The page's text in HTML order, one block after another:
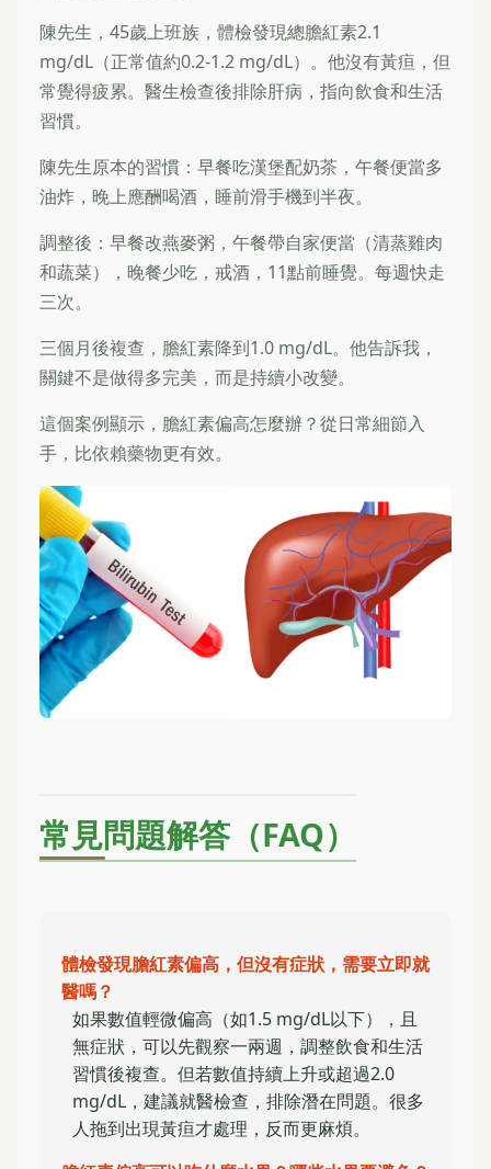
陳先生，45歲上班族，體檢發現總膽紅素2.1
mg/dL（正常值約0.2-1.2 mg/dL）。他沒有黃疸，但
常覺得疲累。醫生檢查後排除肝病，指向飲食和生活
習慣。
陳先生原本的習慣：早餐吃漢堡配奶茶，午餐便當多
油炸，晚上應酬喝酒，睡前滑手機到半夜。
調整後：早餐改燕麥粥，午餐帶自家便當（清蒸雞肉
和蔬菜），晚餐少吃，戒酒，11點前睡覺。每週快走
三次。
三個月後複查，膽紅素降到1.0 mg/dL。他告訴我，
關鍵不是做得多完美，而是持續小改變。
這個案例顯示，膽紅素偏高怎麼辦？從日常細節入
手，比依賴藥物更有效。
常見問題解答（FAQ）
體檢發現膽紅素偏高，但沒有症狀，需要立即就
醫嗎？
如果數值輕微偏高（如1.5 mg/dL以下），且
無症狀，可以先觀察一兩週，調整飲食和生活
習慣後複查。但若數值持續上升或超過2.0
mg/dL，建議就醫檢查，排除潛在問題。很多
人拖到出現黃疸才處理，反而更麻煩。